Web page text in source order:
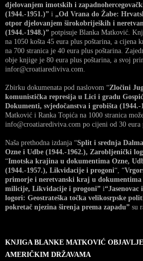
djelovanjem imotskih i
(1944.-1951.)” i „Od Vrana do Žabe:
otpor djelovanjem širokobrijeških i
(1944.-1948.)” potpisuje Blanka Matković.
na 1050 košta 45 eura plus poštarina, a cijena
na 700 stranica je 40 eura plus poštarina.
obje knjige je 80 eura plus poštarina, a svoj
infor@croatiarediviva.com.
Zbirku dokumenata pod naslovom “Zločini
komunistička represija u Lici i gradu
Dokumenti, svjedočanstva i grobišta (1944.-
Matković i Ranka Topića na 1000 stranica
info@croatiarediviva.com po cijeni od 30 eura
Naša prethodna izdanja “Split i srednja
Ozne i Udbe (1944.-1962.), Zarobljenički
“Imotska krajina u dokumentima Ozne,
(1944.-1957.), Likvidacije i progoni“, “
primorje i neretvanski kraj u dokumentima
milicije, Likvidacije i progoni” i
logori: Geostrateška točka velikosrpske
pokretač njezina širenja prema zapadu” su
KNJIGA BLANKE MATKOVIĆ
AMERIČKIM DRŽAVAMA